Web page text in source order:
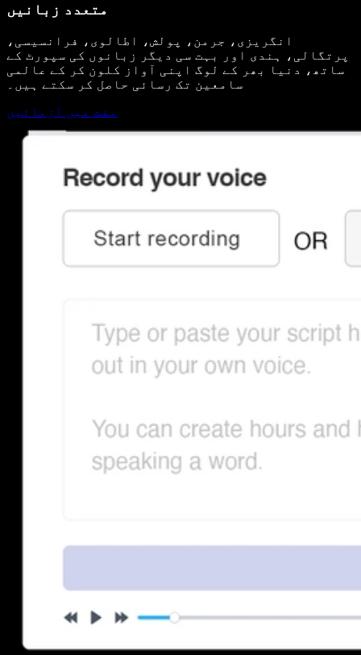
متعدد زبانیں
انگریزی، جرمن، پولش، اطالوی، فرانسیسی،
پرتگالی، ہندی اور بہت سی دیگر زبانوں کی سپورٹ کے
ساتھ، دنیا بھر کے لوگ اپنی آواز کلون کر کے عالمی
سامعین تک رسائی حاصل کر سکتے ہیں۔
مفت میں آزمائیں